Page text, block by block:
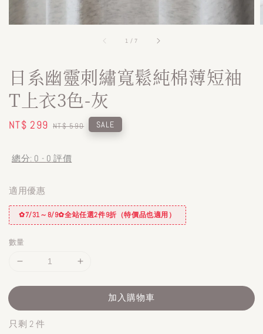
1 / 7
日系幽靈刺繡寬鬆純棉薄短袖
T上衣3色-灰
Sale
NT$ 299 Regular
NT$ 590 SALE
總分: 0 - 0 評價
適用優惠
✿7/31～8/9✿全站任選2件9折（特價品也適用）
數量
加入購物車
只剩 2 件